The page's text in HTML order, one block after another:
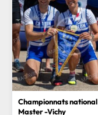
Championnats national
Master -Vichy